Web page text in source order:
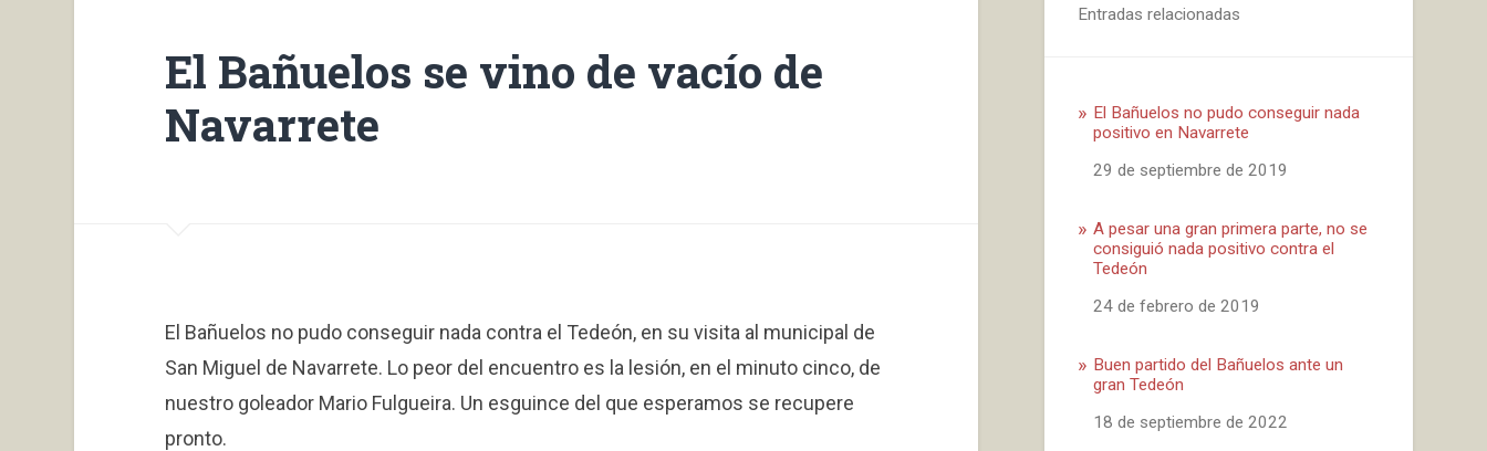
El Bañuelos se vino de vacío de
Navarrete
El Bañuelos no pudo conseguir nada contra el Tedeón, en su visita al municipal de
San Miguel de Navarrete. Lo peor del encuentro es la lesión, en el minuto cinco, de
nuestro goleador Mario Fulgueira. Un esguince del que esperamos se recupere
pronto.
Entradas relacionadas
El Bañuelos no pudo conseguir nada
positivo en Navarrete
Fecha
29 de septiembre de 2019
A pesar una gran primera parte, no se
consiguió nada positivo contra el
Tedeón
Fecha
24 de febrero de 2019
Buen partido del Bañuelos ante un
gran Tedeón
Fecha
18 de septiembre de 2022